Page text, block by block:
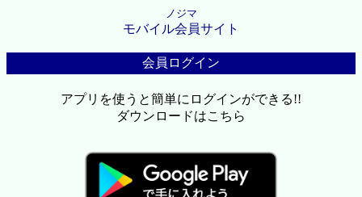
ノジマ
モバイル会員サイト
会員ログイン
アプリを使うと簡単にログインができる!!
ダウンロードはこちら